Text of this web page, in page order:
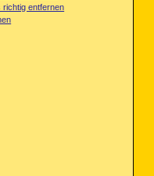
richtig entfernen